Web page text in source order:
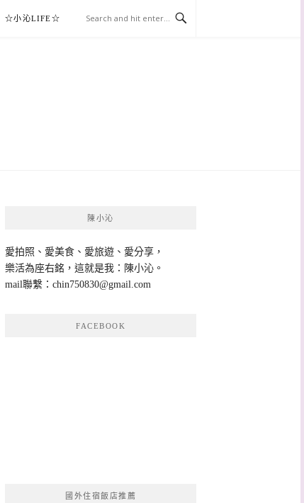
☆小沁LIFE☆
陳小沁
愛拍照、愛美食、愛旅遊、愛分享，
樂活為座右銘，這就是我：陳小沁。
mail聯繫： chin750830@gmail.com
FACEBOOK
國外住宿飯店推薦